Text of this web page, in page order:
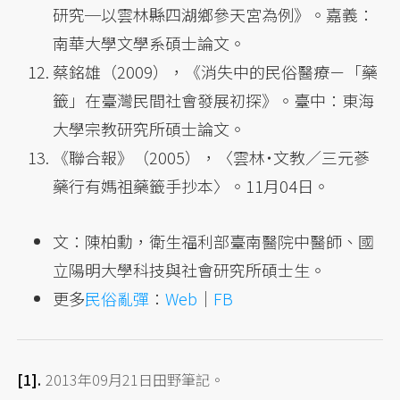
研究─以雲林縣四湖鄉參天宮為例》。嘉義：
南華大學文學系碩士論文。
蔡銘雄（2009），《消失中的民俗醫療－「藥
籤」在臺灣民間社會發展初探》。臺中：東海
大學宗教研究所碩士論文。
《聯合報》（2005），〈雲林˙文教／三元蔘
藥行有媽祖藥籤手抄本〉。11月04日。
文：陳柏勳，衛生福利部臺南醫院中醫師、國
立陽明大學科技與社會研究所碩士生。
更多民俗亂彈 ：Web ｜ FB
2013年09月21日田野筆記。